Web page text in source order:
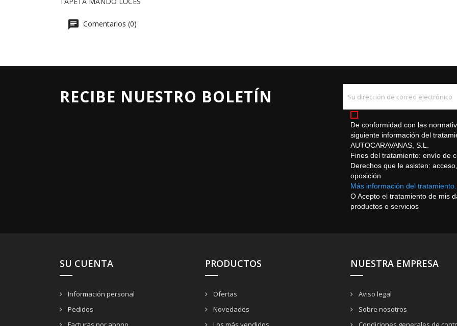
Comentarios (0)
RECIBE NUESTRO BOLETÍN
De conformidad con las
siguiente información del
AUTOCARAVANAS, S.L.
Fines del tratamiento: envío de
Derechos que le asisten:
oposición
Más información del tratamiento.
O Acepto el tratamiento de mis
productos o servicios
SU CUENTA
Información personal
Pedidos
PRODUCTOS
Ofertas
Novedades
NUESTRA EMPRESA
Aviso legal
Sobre nosotros